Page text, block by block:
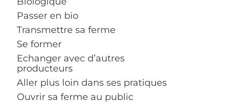
Passer en bio
Transmettre sa ferme
Se former
Echanger avec d’autres
producteurs
Aller plus loin dans ses pratiques
Ouvrir sa ferme au public